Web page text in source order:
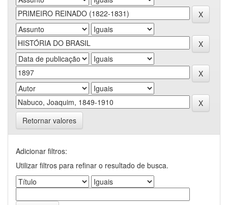
Retornar valores
Adicionar filtros:
Utilizar filtros para refinar o resultado de busca.